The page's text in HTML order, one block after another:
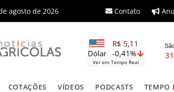
agosto de 2026 Contato
R$ 5,11
-0,41%
Dólar
Ver em Tempo Real
COTAÇÕES VÍDEOS PODCASTS TEMPO